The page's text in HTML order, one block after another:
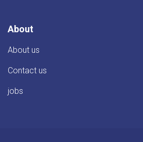
About
About us
Contact us
jobs